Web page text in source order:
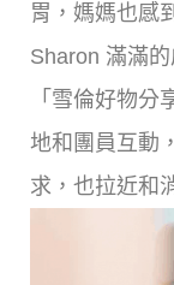
胃，媽媽也感
Sharon 滿滿的
「雪倫好物
地和團員互動
求，也拉近和